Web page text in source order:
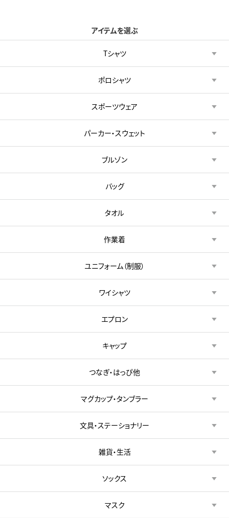
アイテムを選ぶ
Tシャツ
ポロシャツ
スポーツウェア
パーカー・スウェット
ブルゾン
バッグ
タオル
作業着
ユニフォーム（制服）
ワイシャツ
エプロン
キャップ
つなぎ・はっぴ他
マグカップ・タンブラー
文具・ステーショナリー
雑貨・生活
ソックス
マスク